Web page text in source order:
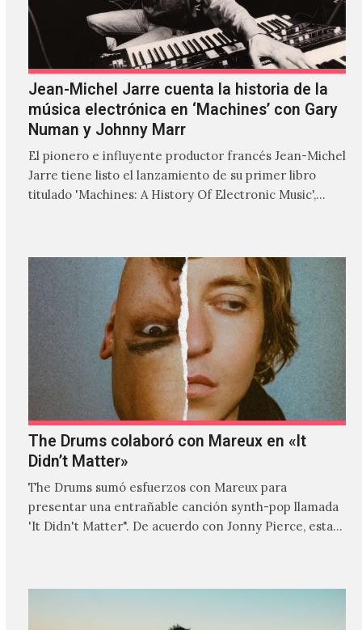
Jean-Michel Jarre cuenta la historia de la
música electrónica en ‘Machines’ con Gary
Numan y Johnny Marr
El pionero e influyente productor francés Jean-Michel
Jarre tiene listo el lanzamiento de su primer libro
titulado 'Machines: A History Of Electronic Music',
The Drums colaboró con Mareux en «It
Didn’t Matter»
The Drums sumó esfuerzos con Mareux para
presentar una entrañable canción synth-pop llamada
'It Didn't Matter". De acuerdo con Jonny Pierce, esta